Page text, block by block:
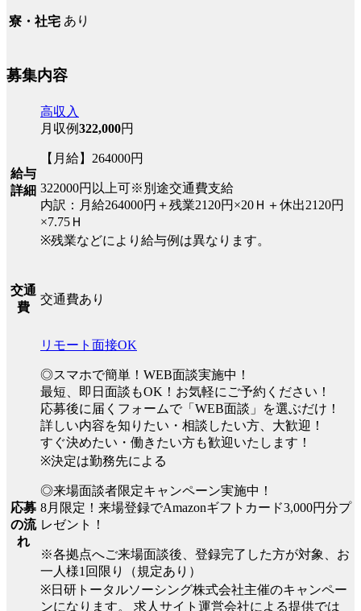
寮・社宅 あり
募集内容
給与
詳細
高収入
月収例322,000円
【月給】264000円
322000円以上可※別途交通費支給
内訳：月給264000円＋残業2120円×20Ｈ＋休出2120円
×7.75Ｈ
※残業などにより給与例は異なります。
交通
費
交通費あり
応募
の流
れ
リモート面接OK
◎スマホで簡単！WEB面談実施中！
最短、即日面談もOK！お気軽にご予約ください！
応募後に届くフォームで「WEB面談」を選ぶだけ！
詳しい内容を知りたい・相談したい方、大歓迎！
すぐ決めたい・働きたい方も歓迎いたします！
※決定は勤務先による
◎来場面談者限定キャンペーン実施中！
8月限定！来場登録でAmazonギフトカード3,000円分プ
レゼント！
※各拠点へご来場面談後、登録完了した方が対象、お
一人様1回限り（規定あり）
※日研トータルソーシング株式会社主催のキャンペー
ンになります。 求人サイト運営会社による提供では